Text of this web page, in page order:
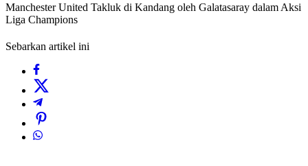
Manchester United Takluk di Kandang oleh Galatasaray dalam Aksi
Liga Champions
Sebarkan artikel ini